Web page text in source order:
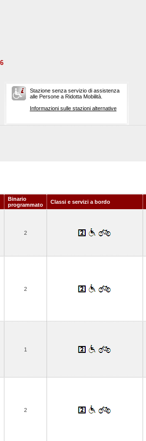
Stazione senza servizio di assistenza
alle Persone a Ridotta Mobilità.
Informazioni sulle stazioni alternative
Binario
programmato
Classi e servizi a bordo
2
2
1
2